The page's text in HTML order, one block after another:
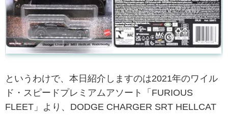
というわけで、本日紹介しますのは2021年のワイル
ド・スピードプレミアムアソート「FURIOUS
FLEET」より、DODGE CHARGER SRT HELLCAT